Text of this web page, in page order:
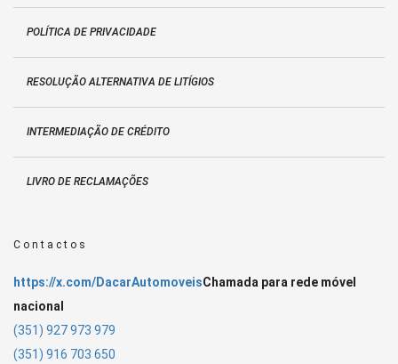
POLÍTICA DE PRIVACIDADE
RESOLUÇÃO ALTERNATIVA DE LITÍGIOS
INTERMEDIAÇÃO DE CRÉDITO
LIVRO DE RECLAMAÇÕES
Contactos
https://x.com/DacarAutomoveisChamada para rede móvel
nacional
(351) 927 973 979
(351) 916 703 650